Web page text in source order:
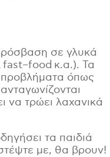
σε γλυκά
fast–food κ.α.). Τα
προβλήματα όπως
να τρώει λαχανικά
τα παιδιά
με, θα βρουν!